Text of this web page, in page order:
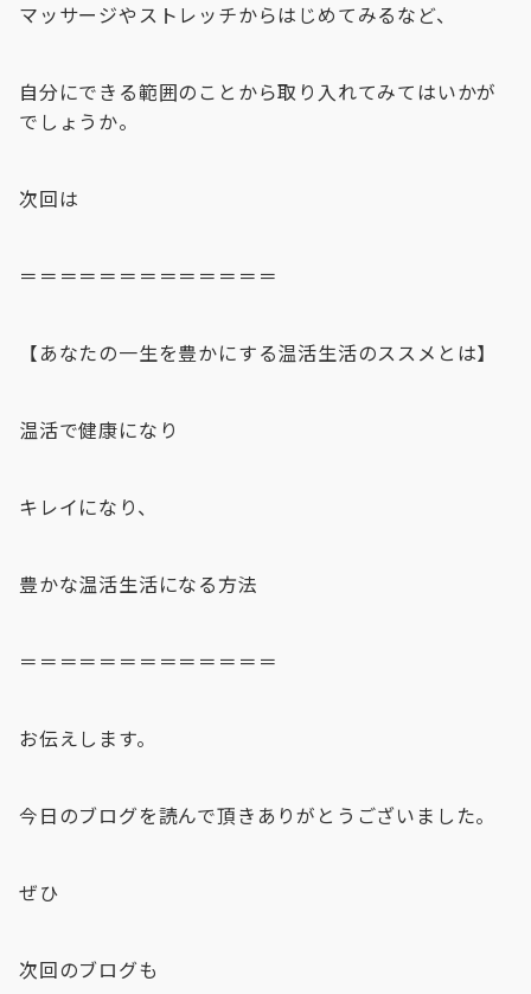
マッサージやストレッチからはじめてみるなど、
自分にできる範囲のことから取り入れてみてはいかが
でしょうか。
次回は
＝＝＝＝＝＝＝＝＝＝＝＝＝
【あなたの一生を豊かにする温活生活のススメとは】
温活で健康になり
キレイになり、
豊かな温活生活になる方法
＝＝＝＝＝＝＝＝＝＝＝＝＝
お伝えします。
今日のブログを読んで頂きありがとうございました。
ぜひ
次回のブログも